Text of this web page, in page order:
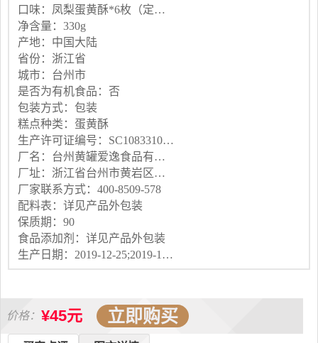
口味：凤梨蛋黄酥*6枚（定制礼盒） 蓝莓蛋黄酥*6枚（定制礼盒）
净含量：330g
产地：中国大陆
省份：浙江省
城市：台州市
是否为有机食品：否
包装方式：包装
糕点种类：蛋黄酥
生产许可证编号：SC10833100300328
厂名：台州黄罐爱逸食品有限公司
厂址：浙江省台州市黄岩区江口街道食品罐头园区
厂家联系方式：400-8509-578
配料表：详见产品外包装
保质期：90
食品添加剂：详见产品外包装
生产日期：2019-12-25;2019-12-25
价格： ¥45元 立即购买